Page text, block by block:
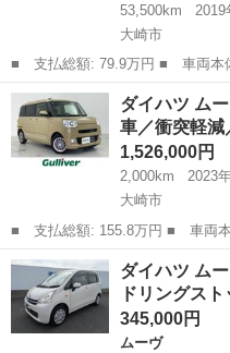
53,500km
2019
大崎市
■ 支払総額: 79.9万円 ■ 車両本体価格： 717,000 円 ■ メーカー
名： ダイハツ ■ 車種名： ム
ＩＩ ■ 排気量： 660cc ■ ド
宮城 大崎市 ムーヴ
ダイハツ ム
車／衝突軽
1,526,000円
2,000km
2023
大崎市
■ 支払総額: 155.8万円 ■ 車両本体価格： 1,526,000 円 ■ メーカ
ー名： ダイハツ ■ 車種名：
名： セオリーＧ 禁煙車／衝突
ックカメラ／...
宮城 大崎市 ダイハツ
ダイハツ ム
ドリングス
345,000円
ムーヴ